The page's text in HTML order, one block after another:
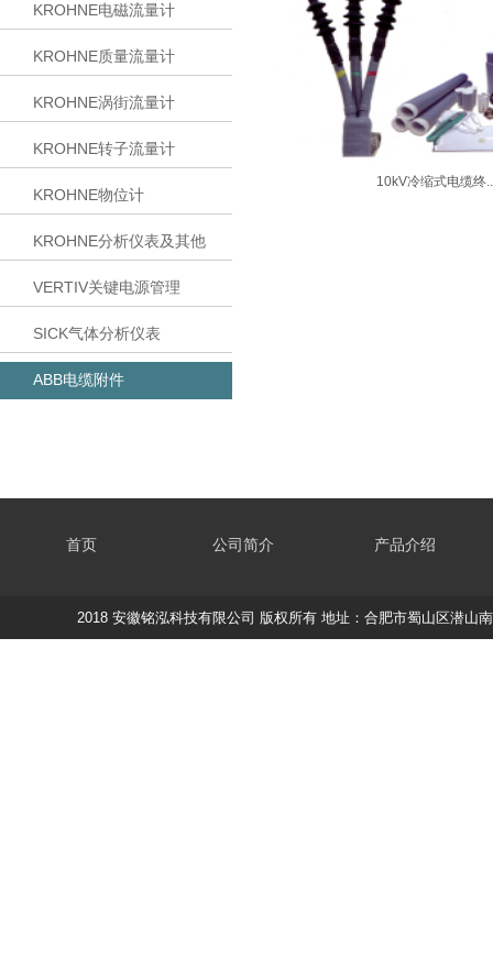
KROHNE电磁流量计
KROHNE质量流量计
KROHNE涡街流量计
KROHNE转子流量计
KROHNE物位计
KROHNE分析仪表及其他
VERTIV关键电源管理
SICK气体分析仪表
ABB电缆附件
10kV冷缩式电缆终
首页 公司简介 产品介绍
2018 安徽铭泓科技有限公司 版权所有 地址：合肥市蜀山区潜山